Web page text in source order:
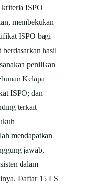
kriteria ISPO
membekukan
ISPO bagi
hasil
penilikan
Kelapa
ISPO; dan
terkait
mendapatkan
jawab,
dalam
Daftar 15 LS